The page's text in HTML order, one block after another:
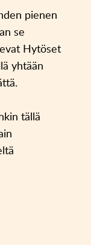
pienen
se
Hytöset
yhtään
tällä